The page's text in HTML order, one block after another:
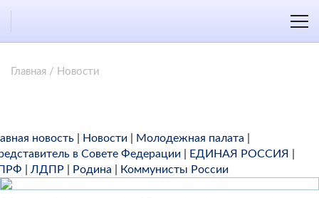
Главная / Новости
новость Новости Молодежная палата
в Совете Федерации
ЕДИНАЯ РОССИЯ
ЛДПР Родина Коммунисты России